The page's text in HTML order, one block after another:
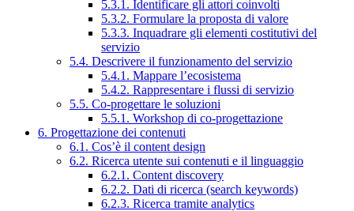
5.3.1. Identificare gli attori coinvolti
5.3.2. Formulare la proposta di valore
5.3.3. Inquadrare gli elementi costitutivi del
servizio
5.4. Descrivere il funzionamento del servizio
5.4.1. Mappare l’ecosistema
5.4.2. Rappresentare i flussi di servizio
5.5. Co-progettare le soluzioni
5.5.1. Workshop di co-progettazione
6. Progettazione dei contenuti
6.1. Cos’è il content design
6.2. Ricerca utente sui contenuti e il linguaggio
6.2.1. Content discovery
6.2.2. Dati di ricerca (search keywords)
6.2.3. Ricerca tramite analytics